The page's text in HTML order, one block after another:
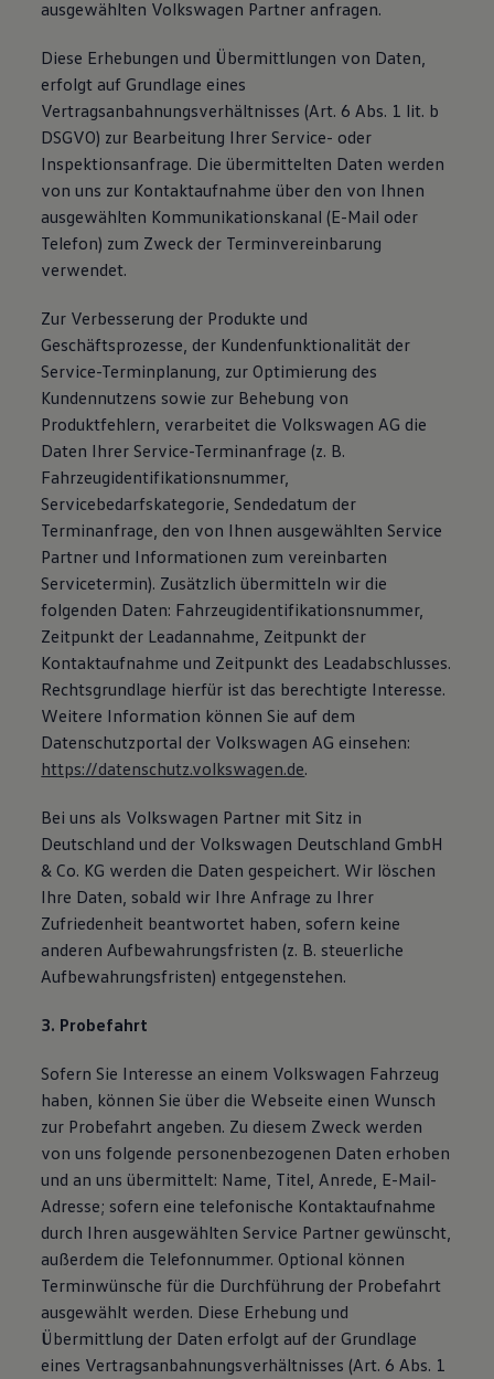
ausgewählten Volkswagen Partner anfragen.
Diese Erhebungen und Übermittlungen von Daten,
erfolgt auf Grundlage eines
Vertragsanbahnungsverhältnisses (Art. 6 Abs. 1 lit. b
DSGVO) zur Bearbeitung Ihrer Service- oder
Inspektionsanfrage. Die übermittelten Daten werden
von uns zur Kontaktaufnahme über den von Ihnen
ausgewählten Kommunikationskanal (E-Mail oder
Telefon) zum Zweck der Terminvereinbarung
verwendet.
Zur Verbesserung der Produkte und
Geschäftsprozesse, der Kundenfunktionalität der
Service-Terminplanung, zur Optimierung des
Kundennutzens sowie zur Behebung von
Produktfehlern, verarbeitet die Volkswagen AG die
Daten Ihrer Service-Terminanfrage (z. B.
Fahrzeugidentifikationsnummer,
Servicebedarfskategorie, Sendedatum der
Terminanfrage, den von Ihnen ausgewählten Service
Partner und Informationen zum vereinbarten
Servicetermin). Zusätzlich übermitteln wir die
folgenden Daten: Fahrzeugidentifikationsnummer,
Zeitpunkt der Leadannahme, Zeitpunkt der
Kontaktaufnahme und Zeitpunkt des Leadabschlusses.
Rechtsgrundlage hierfür ist das berechtigte Interesse.
Weitere Information können Sie auf dem
Datenschutzportal der Volkswagen AG einsehen:
https://datenschutz.volkswagen.de.
Bei uns als Volkswagen Partner mit Sitz in
Deutschland und der Volkswagen Deutschland GmbH
& Co. KG werden die Daten gespeichert. Wir löschen
Ihre Daten, sobald wir Ihre Anfrage zu Ihrer
Zufriedenheit beantwortet haben, sofern keine
anderen Aufbewahrungsfristen (z. B. steuerliche
Aufbewahrungsfristen) entgegenstehen.
3. Probefahrt
Sofern Sie Interesse an einem Volkswagen Fahrzeug
haben, können Sie über die Webseite einen Wunsch
zur Probefahrt angeben. Zu diesem Zweck werden
von uns folgende personenbezogenen Daten erhoben
und an uns übermittelt: Name, Titel, Anrede, E-Mail-
Adresse; sofern eine telefonische Kontaktaufnahme
durch Ihren ausgewählten Service Partner gewünscht,
außerdem die Telefonnummer. Optional können
Terminwünsche für die Durchführung der Probefahrt
ausgewählt werden. Diese Erhebung und
Übermittlung der Daten erfolgt auf der Grundlage
eines Vertragsanbahnungsverhältnisses (Art. 6 Abs. 1